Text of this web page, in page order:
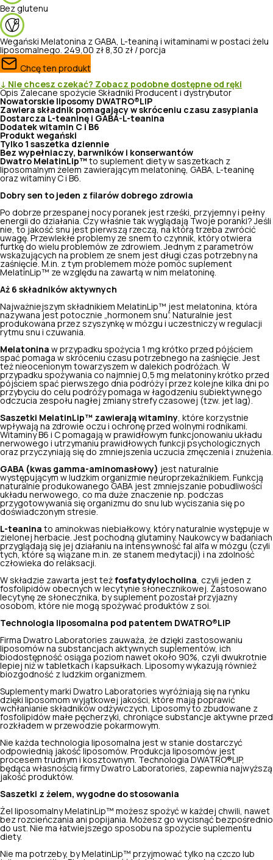
Bez glutenu
Wegański Melatonina z GABA, L-teaniną i witaminami w postaci żelu
liposomalnego. 249,00 zł 8,30 zł / porcja
Chcę ten produkt
↓ Nie chcesz czekać? Zobacz podobne dostępne od ręki
Opis Zalecane spożycie Składniki Producent i dystrybutor
Nowatorskie liposomy DWATRO®LIP
Zawiera składnik pomagający w skróceniu czasu zasypiania
Dostarcza L-teaninę i GABA-L-teanina
Dodatek witamin C i B6
Produkt wegański
Tylko 1 saszetka dziennie
Bez wypełniaczy, barwników i konserwantów
Dwatro MelatinLip™ to suplement diety w saszetkach z
liposomalnym żelem zawierającym melatoninę, GABA, L-teaninę
oraz witaminy C i B6.
Dobry sen to jeden z filarów dobrego zdrowia
Po dobrze przespanej nocy poranek jest rześki, przyjemny i pełny
energii do działania. Czy właśnie tak wyglądają Twoje poranki? Jeśli
nie, to jakość snu jest pierwszą rzeczą, na którą trzeba zwrócić
uwagę. Przewlekłe problemy ze snem to czynnik, który otwiera
furtkę do wielu problemów ze zdrowiem. Jednym z parametrów
wskazujących na problem ze snem jest długi czas potrzebny na
zaśnięcie. M.in. z tym problemem może pomóc suplement
MelatinLip™ ze względu na zawartą w nim melatoninę.
Aż 6 składników aktywnych
Najważniejszym składnikiem MelatinLip™ jest melatonina, która
nazywana jest potocznie „hormonem snu”. Naturalnie jest
produkowana przez szyszynkę w mózgu i uczestniczy w regulacji
rytmu snu i czuwania.
Melatonina w przypadku spożycia 1 mg krótko przed pójściem
spać pomaga w skróceniu czasu potrzebnego na zaśnięcie. Jest
też nieocenionym towarzyszem w dalekich podróżach. W
przypadku spożywania co najmniej 0,5 mg melatoniny krótko przed
pójściem spać pierwszego dnia podróży i przez kolejne kilka dni po
przybyciu do celu podróży pomaga w łagodzeniu subiektywnego
odczucia zespołu nagłej zmiany strefy czasowej (tzw. jet lag).
Saszetki MelatinLip™ zawierają witaminy , które korzystnie
wpływają na zdrowie oczu i ochronę przed wolnymi rodnikami.
Witaminy B6 i C pomagają w prawidłowym funkcjonowaniu układu
nerwowego i utrzymaniu prawidłowych funkcji psychologicznych
oraz przyczyniają się do zmniejszenia uczucia zmęczenia i znużenia.
GABA (kwas gamma-aminomasłowy) jest naturalnie
występującym w ludzkim organizmie neuroprzekaźnikiem. Funkcją
naturalnie produkowanego GABA jest zmniejszanie pobudliwości
układu nerwowego, co ma duże znaczenie np. podczas
przygotowywania się organizmu do snu lub wyciszania się po
doświadczonym stresie.
L-teanina to aminokwas niebiałkowy, który naturalnie występuje w
zielonej herbacie. Jest pochodną glutaminy. Naukowcy w badaniach
przyglądają się jej działaniu na intensywność fal alfa w mózgu (czyli
tych, które są wiązane m.in. ze stanem medytacji) i na zdolność
człowieka do relaksacji.
W składzie zawarta jest też fosfatydylocholina , czyli jeden z
fosfolipidów obecnych w lecytynie słonecznikowej. Zastosowano
lecytynę ze słonecznika, by suplement pozostał przyjazny
osobom, które nie mogą spożywać produktów z soi.
Technologia liposomalna pod patentem DWATRO®LIP
Firma Dwatro Laboratories zauważa, że dzięki zastosowaniu
liposomów na substancjach aktywnych suplementów, ich
biodostępność osiąga poziom nawet około 90%, czyli dwukrotnie
lepiej niż w tabletkach i kapsułkach. Liposomy wykazują również
biozgodność z ludzkim organizmem.
Suplementy marki Dwatro Laboratories wyróżniają się na rynku
dzięki liposomom wyjątkowej jakości, które mają poprawić
wchłanianie składników odżywczych. Liposomy to zbudowane z
fosfolipidów małe pęcherzyki, chroniące substancje aktywne przed
rozkładem w przewodzie pokarmowym.
Nie każda technologia liposomalna jest w stanie dostarczyć
odpowiednią jakość liposomów. Produkcja liposomów jest
procesem trudnym i kosztownym. Technologia DWATRO®LIP,
będąca własnością firmy Dwatro Laboratories, zapewnia najwyższą
jakość produktów.
Saszetki z żelem, wygodne do stosowania
Żel liposomalny MelatinLip™ możesz spożyć w każdej chwili, nawet
bez rozcieńczania ani popijania. Możesz go wycisnąć bezpośrednio
do ust. Nie ma łatwiejszego sposobu na spożycie suplementu
diety.
Nie ma potrzeby, by MelatinLip™ przyjmować tylko na czczo lub